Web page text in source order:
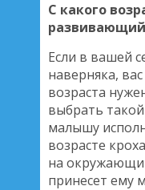
С какого
Если в вашей
наверняка,
возраста
выбрать такой
малышу
возрасте
на
принесет ему